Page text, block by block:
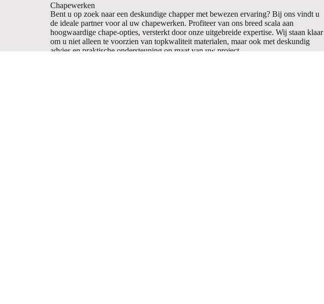
Chapewerken
Bent u op zoek naar een deskundige chapper met bewezen ervaring? Bij ons vindt u
de ideale partner voor al uw chapewerken. Profiteer van ons breed scala aan
hoogwaardige chape-opties, versterkt door onze uitgebreide expertise. Wij staan klaar
om u niet alleen te voorzien van topkwaliteit materialen, maar ook met deskundig
advies en praktische ondersteuning op maat van uw project.